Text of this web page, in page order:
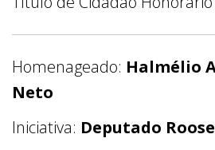
Homenageado: Halmélio
Neto
Iniciativa: Deputado